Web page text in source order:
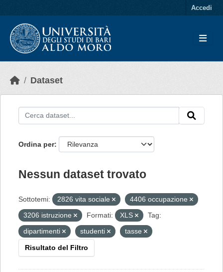
Accedi
Dataset
Ordina per
Nessun dataset trovato
Sottotemi: 2826 vita sociale
4406 occupazione
3206 istruzione
Formati: XLS
Tag:
dipartimenti
studenti tasse
Risultato del Filtro